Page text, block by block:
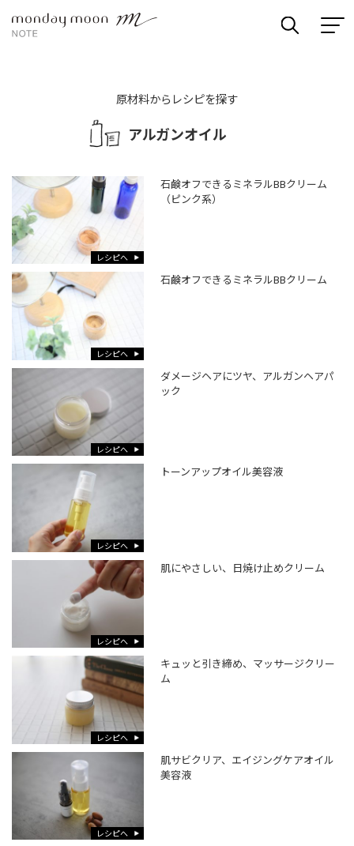
原材料からレシピを探す
アルガンオイル
レシピへ
石鹸オフできるミネラルBBクリーム
（ピンク系）
レシピへ
石鹸オフできるミネラルBBクリーム
レシピへ
ダメージヘアにツヤ、アルガンヘアパ
ック
レシピへ
トーンアップオイル美容液
レシピへ
肌にやさしい、日焼け止めクリーム
レシピへ
キュッと引き締め、マッサージクリー
ム
レシピへ
肌サビクリア、エイジングケアオイル
美容液